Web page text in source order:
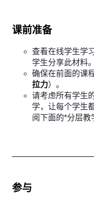
课前准备
查看在线学生学
学生分享此材料。
确保在前面的课
拉力）。
请考虑所有学生
学，让每个学生
阅下面的*分层教
参与